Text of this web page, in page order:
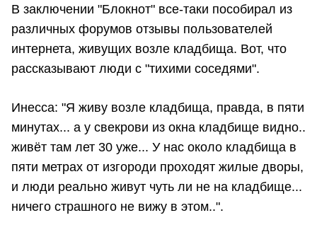
В заключении "Блокнот" все-таки пособирал из
различных форумов отзывы пользователей
интернета, живущих возле кладбища. Вот, что
рассказывают люди с "тихими соседями".
Инесса: "Я живу возле кладбища, правда, в пяти
минутах... а у свекрови из окна кладбище видно..
живёт там лет 30 уже... У нас около кладбища в
пяти метрах от изгороди проходят жилые дворы,
и люди реально живут чуть ли не на кладбище...
ничего страшного не вижу в этом..".